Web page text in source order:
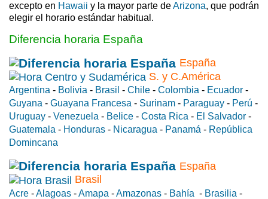
excepto en Hawaii y la mayor parte deArizona, que podrán
elegir el horario estándar habitual.
Diferencia horaria España
España
S. y C.América
Argentina - Bolivia - Brasil - Chile - Colombia - Ecuador -
Guyana - Guayana Francesa - Surinam - Paraguay - Perú -
Uruguay - Venezuela - Belice - Costa Rica - El Salvador -
Guatemala - Honduras - Nicaragua - Panamá - República
Domincana
España
Brasil
Acre -Alagoas -Amapa -Amazonas - Bahía - Brasilia -